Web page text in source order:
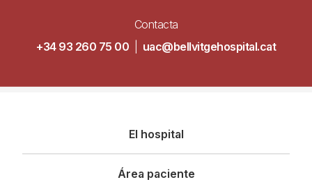
Contacta
+34 93 260 75 00
uac@bellvitgehospital.cat
principal
El hospital
Área paciente